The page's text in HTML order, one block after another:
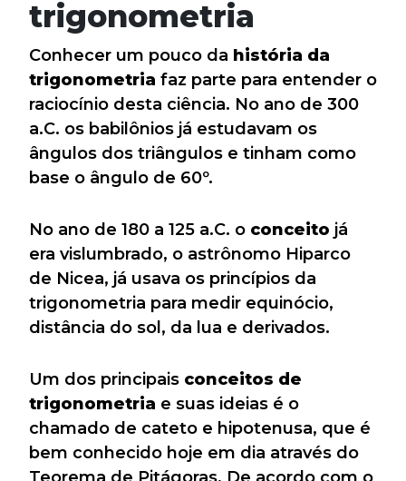
trigonometria
Conhecer um pouco da história da
trigonometria faz parte para entender o
raciocínio desta ciência. No ano de 300
a.C. os babilônios já estudavam os
ângulos dos triângulos e tinham como
base o ângulo de 60º.
No ano de 180 a 125 a.C. o conceito já
era vislumbrado, o astrônomo Hiparco
de Nicea, já usava os princípios da
trigonometria para medir equinócio,
distância do sol, da lua e derivados.
Um dos principais conceitos de
trigonometria e suas ideias é o
chamado de cateto e hipotenusa, que é
bem conhecido hoje em dia através do
Teorema de Pitágoras. De acordo com o